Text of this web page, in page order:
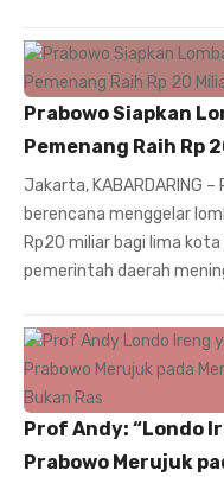
Prabowo Siapkan
Pemenang Raih Rp
Jakarta, KABARDARING
berencana menggelar
Rp20 miliar bagi lima
pemerintah daerah
Prof Andy: “Londo
Prabowo Merujuk